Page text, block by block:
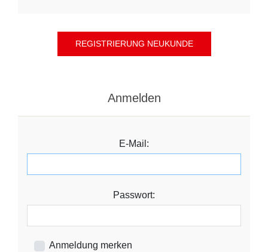
Anmelden
E-Mail:
Passwort:
Anmeldung merken